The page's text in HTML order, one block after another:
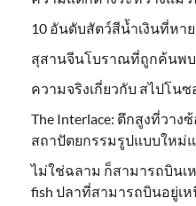
10 อันดับสัตว์สีน้ำเงินที่หา
สุสานจีนโบราณที่ถูกค้นพบ
ความจริงเกี่ยวกับ สไปโนซ
The Interlace: ตึกสูงที่วา
สถาปัตยกรรมรูปแบบใหม่
ไม่ใช่ฉลาม ก็สามารถบินเ
fish ปลาที่สามารถบินอยู่เห